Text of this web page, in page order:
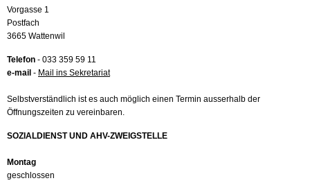
Vorgasse 1
Postfach
3665 Wattenwil
Telefon - 033 359 59 11
e-mail - Mail ins Sekretariat
Selbstverständlich ist es auch möglich einen Termin ausserhalb der
Öffnungszeiten zu vereinbaren.
SOZIALDIENST UND AHV-ZWEIGSTELLE
Montag
geschlossen